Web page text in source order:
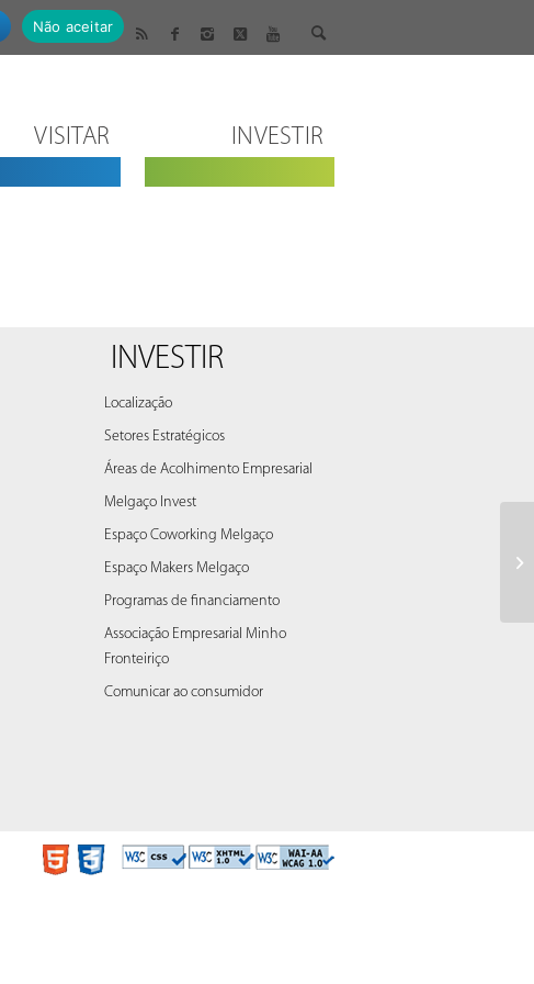
VISITAR INVESTIR
INVESTIR
Localização
Setores Estratégicos
Áreas de Acolhimento Empresarial
Melgaço Invest
Espaço Coworking Melgaço
Espaço Makers Melgaço
Programas de financiamento
Associação Empresarial Minho
Fronteiriço
Comunicar ao consumidor
Não aceitar